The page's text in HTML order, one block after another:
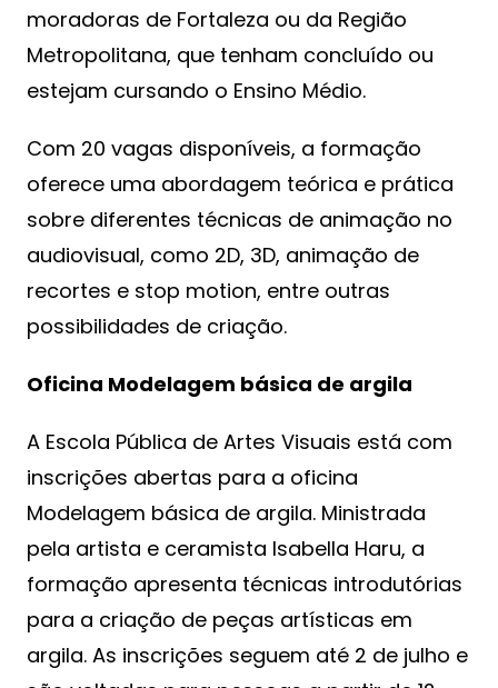
moradoras de Fortaleza ou da Região
Metropolitana, que tenham concluído ou
estejam cursando o Ensino Médio.
Com 20 vagas disponíveis, a formação
oferece uma abordagem teórica e prática
sobre diferentes técnicas de animação no
audiovisual, como 2D, 3D, animação de
recortes e stop motion, entre outras
possibilidades de criação.
Oficina Modelagem básica de argila
A Escola Pública de Artes Visuais está com
inscrições abertas para a oficina
Modelagem básica de argila. Ministrada
pela artista e ceramista Isabella Haru, a
formação apresenta técnicas introdutórias
para a criação de peças artísticas em
argila. As inscrições seguem até 2 de julho e